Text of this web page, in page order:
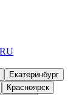
Екатеринбург
Красноярск